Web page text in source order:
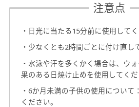
注意点
・日光に当たる15分前に使用してく
・少なくとも2時間ごとに付け直し
・水泳や汗を多くかく場合は、ウ
果のある日焼け止めを使用してくだ
・6か月未満の子供の使用について
ください。